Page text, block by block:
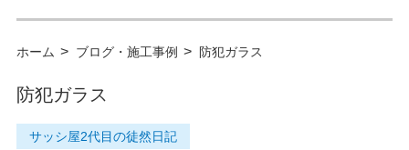
ホーム > ブログ・施工事例 > 防犯ガラス
防犯ガラス
サッシ屋2代目の徒然日記